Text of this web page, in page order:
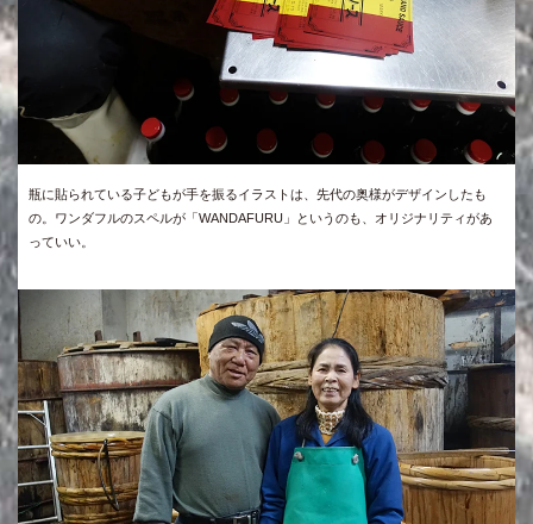
瓶に貼られている子どもが手を振るイラストは、先代の奥様がデザインしたも
の。ワンダフルのスペルが「WANDAFURU」というのも、オリジナリティがあ
っていい。